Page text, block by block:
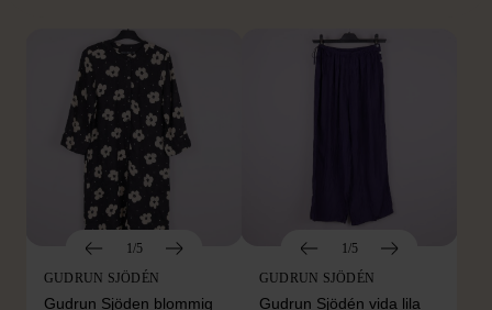
1/5
GUDRUN SJÖDÉN
Gudrun Sjöden blommig
1/5
GUDRUN SJÖDÉN
Gudrun Sjödén vida lila